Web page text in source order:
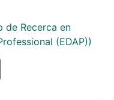
de Recerca en
(EDAP))